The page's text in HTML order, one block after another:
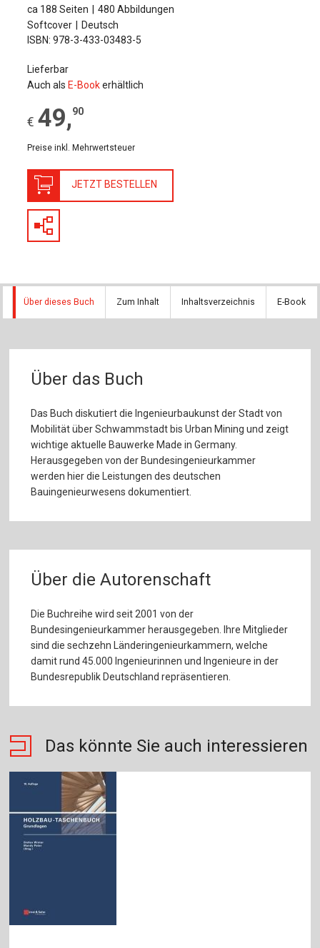
ca 188 Seiten
480 Abbildungen
Softcover
Deutsch
ISBN: 978-3-433-03483-5
Lieferbar
Auch als E-Bookerhältlich
€ 49,90
Preise inkl. Mehrwertsteuer
JETZT BESTELLEN
Über dieses Buch Zum Inhalt Inhaltsverzeichnis E-Book
Über das Buch
Das Buch diskutiert die Ingenieurbaukunst der Stadt von
Mobilität über Schwammstadt bis Urban Mining und zeigt
wichtige aktuelle Bauwerke Made in Germany.
Herausgegeben von der Bundesingenieurkammer
werden hier die Leistungen des deutschen
Bauingenieurwesens dokumentiert.
Über die Autorenschaft
Die Buchreihe wird seit 2001 von der
Bundesingenieurkammer herausgegeben. Ihre Mitglieder
sind die sechzehn Länderingenieurkammern, welche
damit rund 45.000 Ingenieurinnen und Ingenieure in der
Bundesrepublik Deutschland repräsentieren.
Das könnte Sie auch interessieren